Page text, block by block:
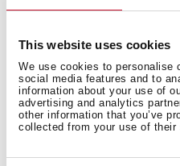
This website uses cookies
We use cookies to personalise
social media features and to
information about your use of
advertising and analytics
other information that you’ve
collected from your use of their
Dimensiuni exterioare